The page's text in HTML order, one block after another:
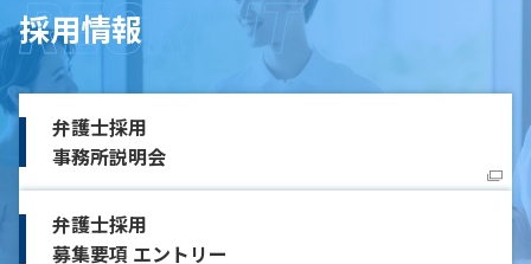
採用情報
弁護士採用
事務所説明会
弁護士採用
募集要項 エントリー